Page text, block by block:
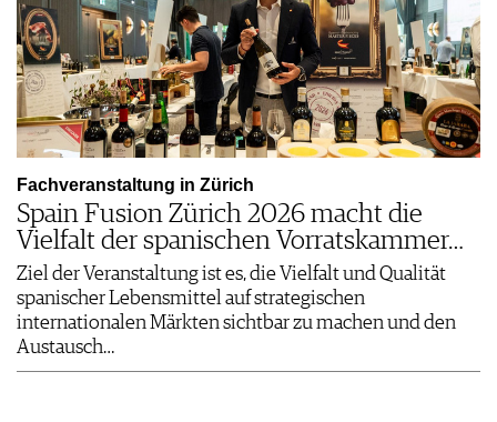
Fachveranstaltung in Zürich
Spain Fusion Zürich 2026 macht die
Vielfalt der spanischen Vorratskammer…
Ziel der Veranstaltung ist es, die Vielfalt und Qualität
spanischer Lebensmittel auf strategischen
internationalen Märkten sichtbar zu machen und den
Austausch…